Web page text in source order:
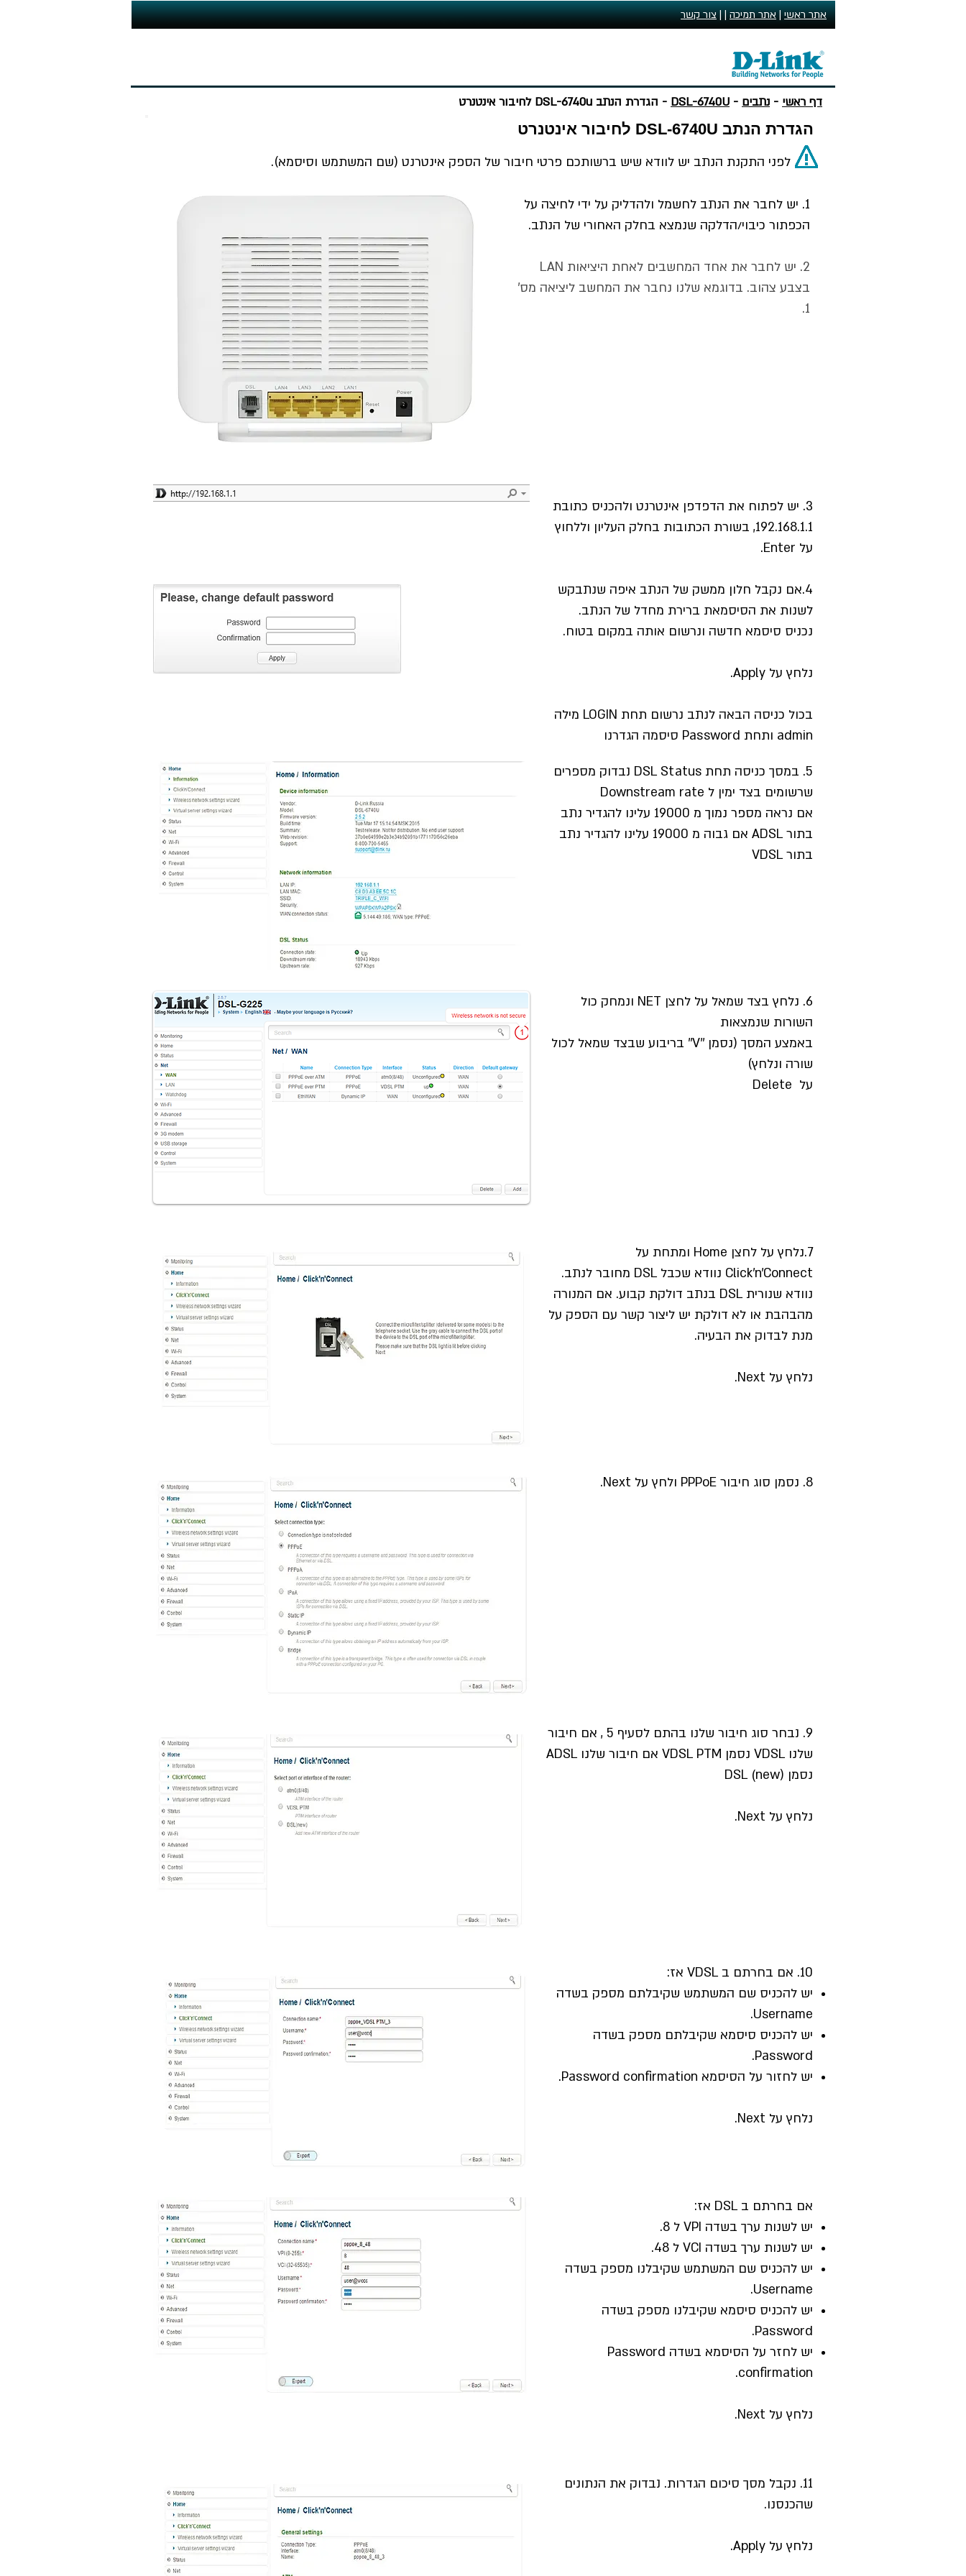
אתר ראשי|אתר תמיכה| |צור קשר
דף ראשי - נתבים -
DSL-6740U - הגדרת הנתב DSL-6740u לחיבור אינטנרט
הגדרת הנתב DSL-6740U לחיבור אינטנרט
לפני התקנת הנתב יש לוודא שיש ברשותכם פרטי חיבור של הספק אינטרנט (שם המשתמש וסיסמא).
1. יש לחבר את הנתב לחשמל ולהדליק על ידי לחיצה על
הכפתור כיבוי/הדלקה שנמצא בחלק האחורי של הנתב.
2. יש לחבר את אחד המחשבים לאחת היציאות LAN
בצבע צהוב. בדוגמא שלנו נחבר את המחשב ליציאה מס'
1.
3. יש לפתוח את הדפדפן אינטרנט ולהכניס כתובת
192.168.1.1, בשורת הכתובות בחלק העליון וללחוץ
על Enter.
4.אם נקבל חלון ממשק של הנתב איפה שנתבקש
לשנות את הסיסמאת ברירת מחדל של הנתב.
נכניס סיסמא חדשה ונרשום אותה במקום בטוח.
נלחץ על Apply.
בכול כניסה הבאה לנתב נרשום תחת LOGIN מילה
admin ותחת Password סיסמה הגדרנו
5. במסך כניסה תחת DSL Status נבדוק מספרים
שרשומים בצד ימין ל Downstream rate
אם נראה מספר נמוך מ 19000 עלינו להגדיר נתב
בתור ADSL אם גבוה מ 19000 עלינו להגדיר נתב
בתור VDSL
6. נלחץ בצד שמאל על לחצן NET ונמחק כול
השורות שנמצאות
באמצע המסך (נסמן ''V'' בריבוע שבצד שמאל לכול
שורה ונלחץ)
על Delete
7.נלחץ על לחצן Home ומתחת על
Click'n'Connect נוודא שכבל DSL מחובר לנתב.
נוודא שנורית DSL בנתב דולקת קבוע. אם המנורה
מהבהבת או לא דולקת יש ליצור קשר עם הספק על
מנת לבדוק את הבעיה.
נלחץ על Next.
8. נסמן סוג חיבור PPPoE ולחץ על Next.
9. נבחר סוג חיבור שלנו בהתם לסעיף 5 , אם חיבור
שלנו VDSL נסמן VDSL PTM אם חיבור שלנו ADSL
נסמן (DSL (new
נלחץ על Next.
10. אם בחרתם ב VDSL אז:
יש להכניס שם המשתמש שקיבלתם מספק בשדה
Username.
יש להכניס סיסמא שקיבלתם מספק בשדה
Password.
יש לחזור על הסיסמא Password confirmation.
נלחץ על Next.
אם בחרתם ב DSL אז:
יש לשנות ערך בשדה VPI ל 8.
יש לשנות ערך בשדה VCI ל 48.
יש להכניס שם המשתמש שקיבלנו מספק בשדה
Username.
יש להכניס סיסמא שקיבלנו מספק בשדה
Password.
יש לחזר על הסיסמא בשדה Password
confirmation.
נלחץ על Next.
11. נקבל מסך סיכום הגדרות. נבדוק את הנתונים
שהכנסנו.
נלחץ על Apply.